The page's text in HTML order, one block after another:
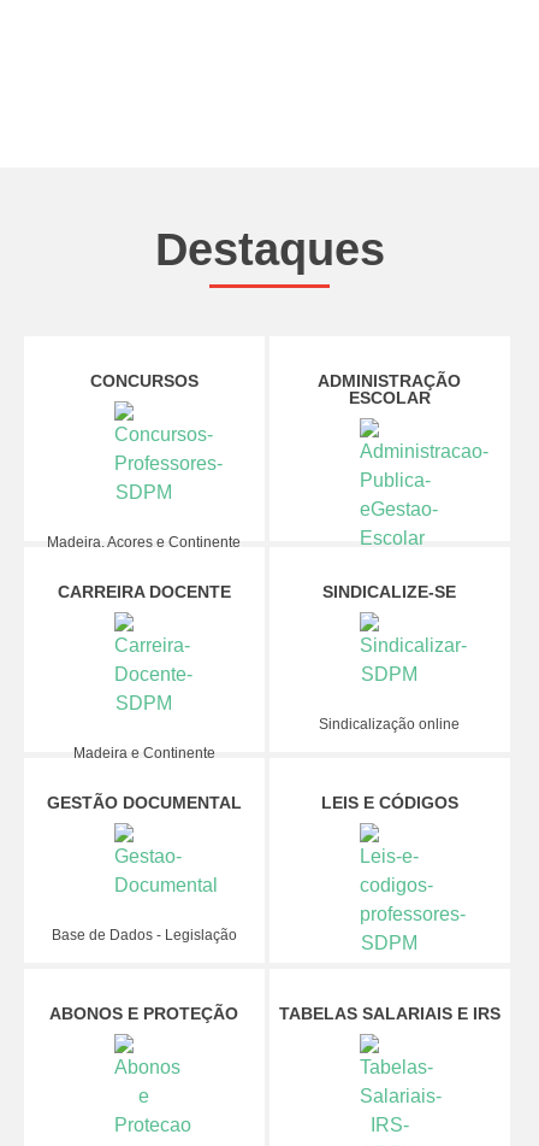
Destaques
CONCURSOS
Madeira, Açores e Continente
ADMINISTRAÇÃO
ESCOLAR
Administração Pública e Gestão
Escolar
CARREIRA DOCENTE
Madeira e Continente
SINDICALIZE-SE
Sindicalização online
GESTÃO DOCUMENTAL
Base de Dados - Legislação
LEIS E CÓDIGOS
de Bases
ABONOS E PROTEÇÃO TABELAS SALARIAIS E IRS